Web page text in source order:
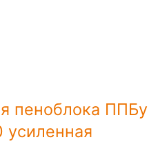
пеноблока ППБу